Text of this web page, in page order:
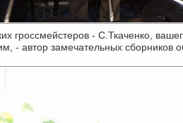
гроссмейстеров - С.Ткаченко,
- автор замечательных сборников